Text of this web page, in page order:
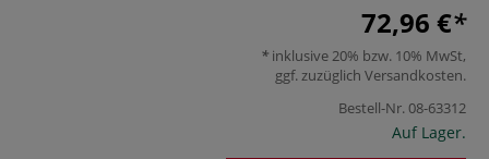
72,96 €
inklusive 20% bzw. 10% MwSt,
ggf. zuzüglich Versandkosten.
Bestell-Nr.08-63312
Auf Lager.